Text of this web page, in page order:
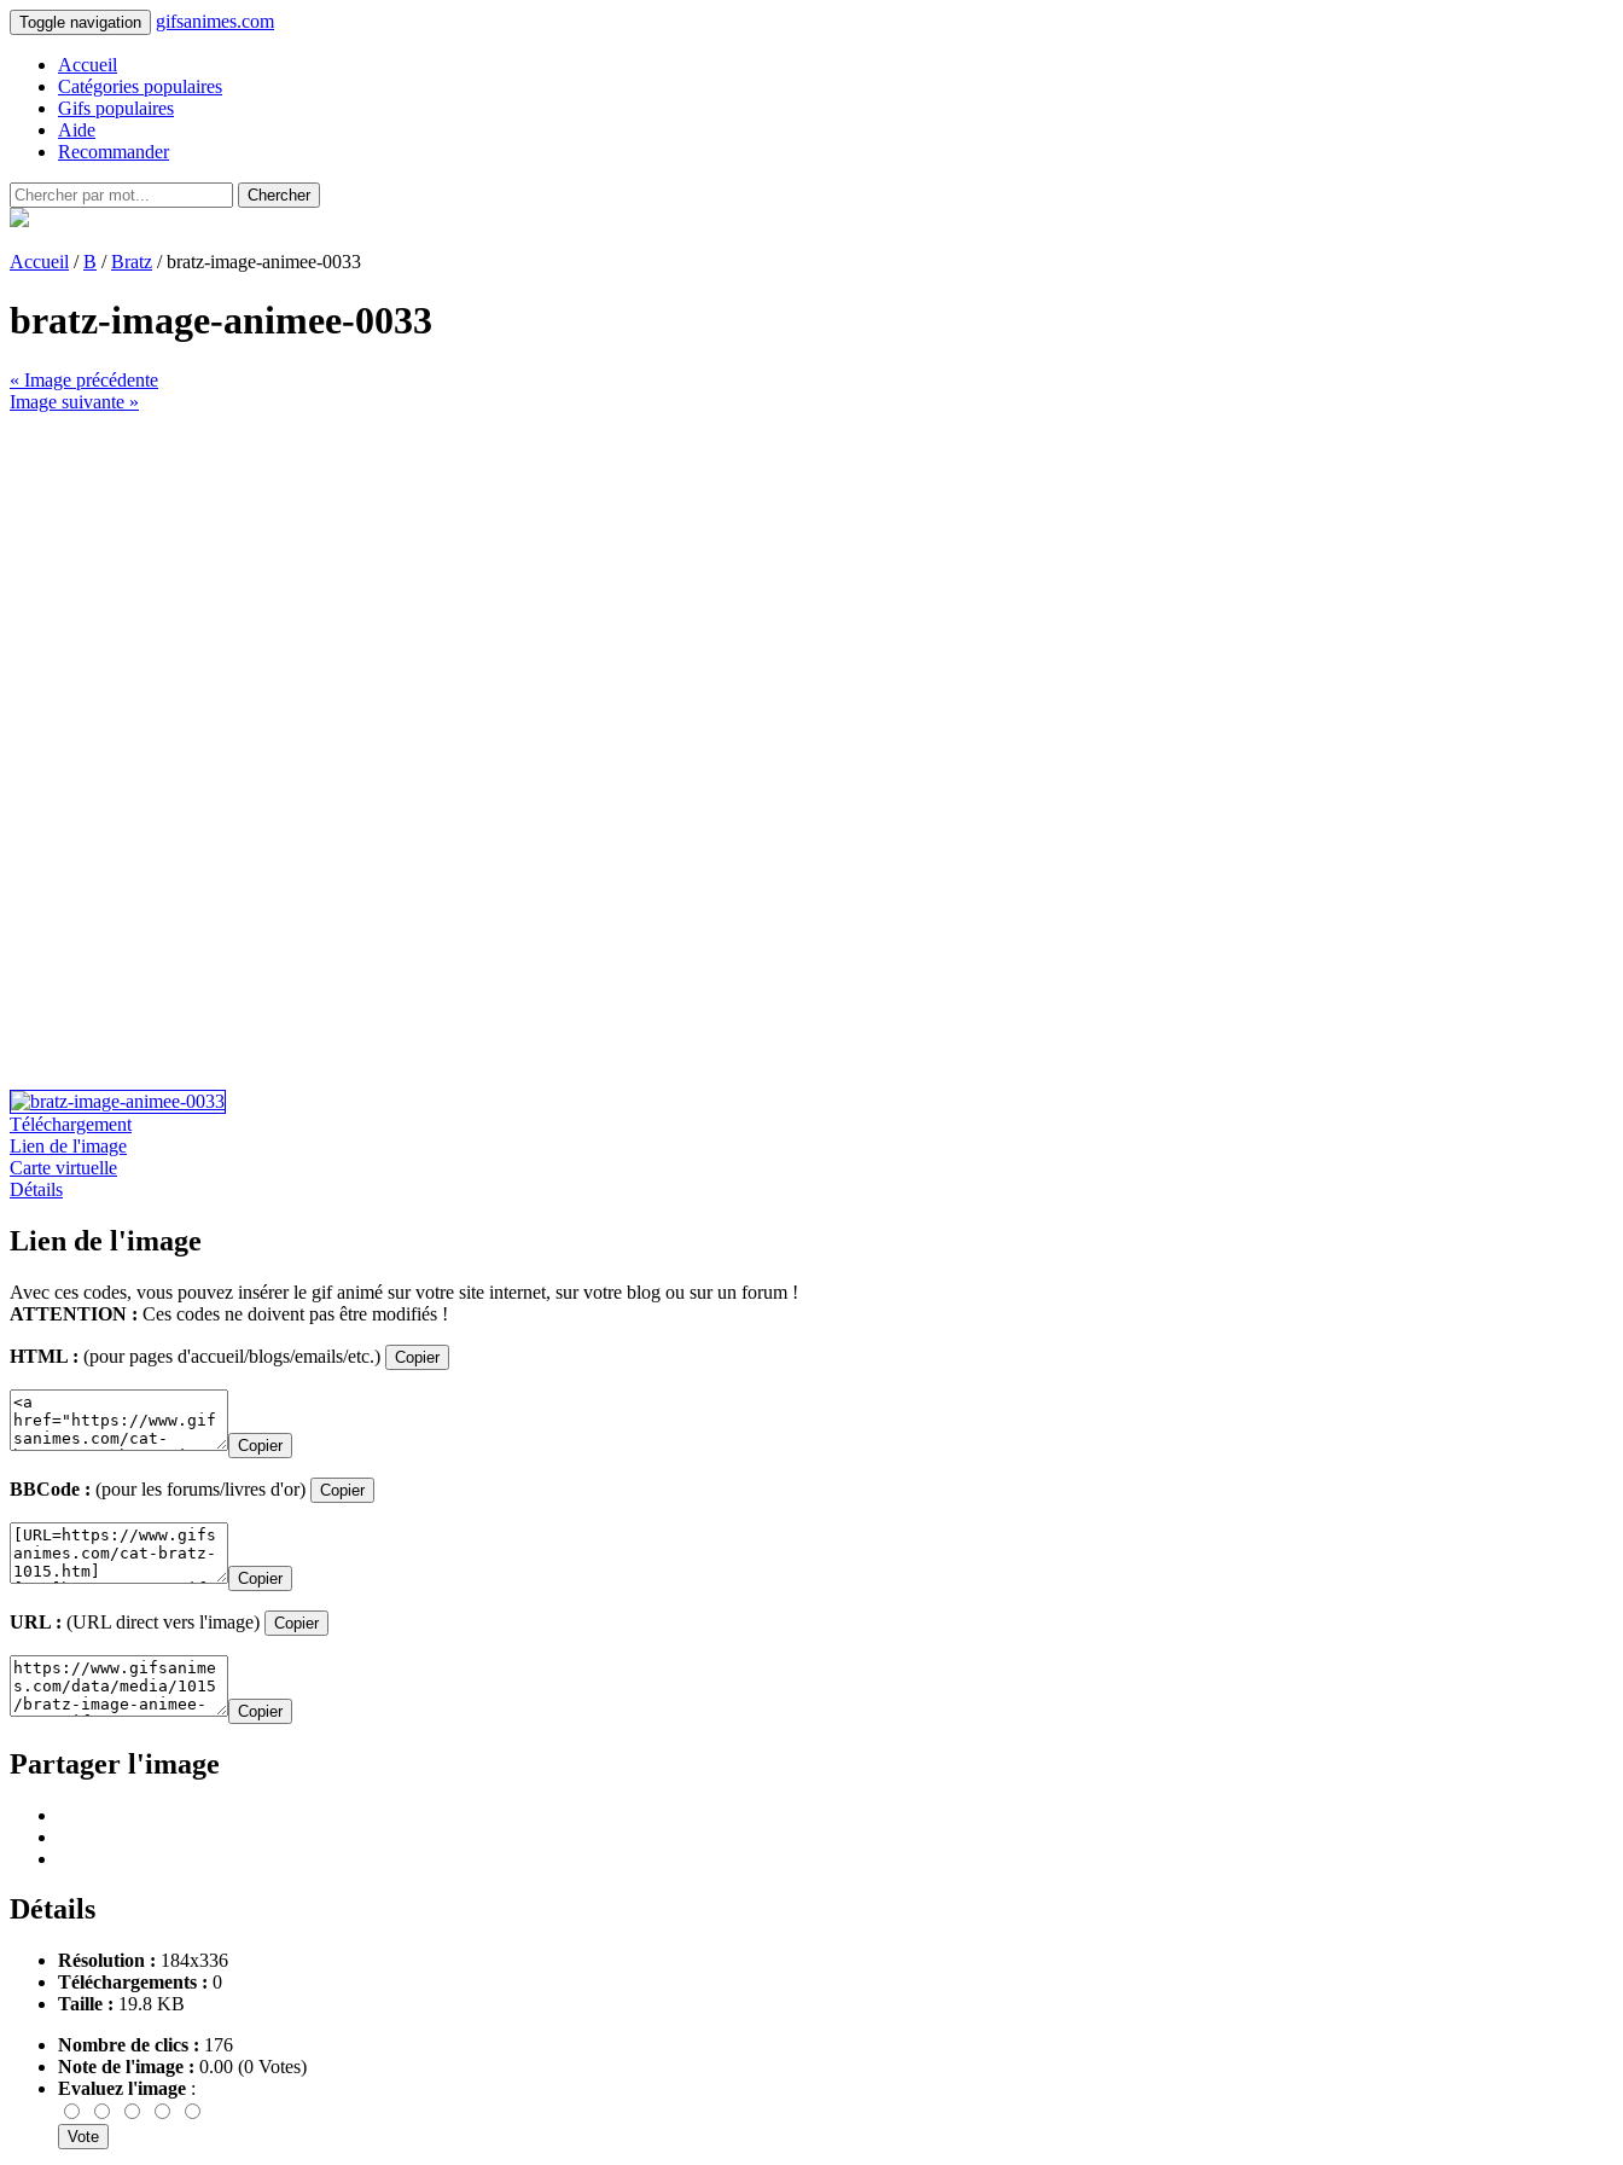
Toggle navigation gifsanimes.com
Accueil
Catégories populaires
Gifs populaires
Aide
Recommander
Chercher
Accueil /B /Bratz / bratz-image-animee-0033
bratz-image-animee-0033
« Image précédente
Image suivante »
Téléchargement
Lien de l'image
Carte virtuelle
Détails
Lien de l'image
Avec ces codes, vous pouvez insérer le gif animé sur votre site internet, sur votre blog ou sur un forum !
ATTENTION : Ces codes ne doivent pas être modifiés !
HTML : (pour pages d'accueil/blogs/emails/etc.) Copier
Copier
BBCode : (pour les forums/livres d'or) Copier
Copier
URL : (URL direct vers l'image) Copier
Copier
Partager l'image
Détails
Résolution : 184x336
Téléchargements : 0
Taille : 19.8 KB
Nombre de clics : 176
Note de l'image : 0.00 (0 Votes)
Evaluez l'image :